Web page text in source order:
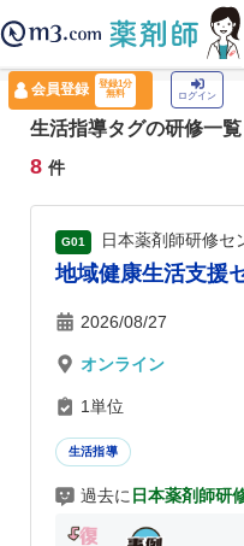
会員登録
登録1分
無料
ログイン
› 生活
生活指導タグの研修一覧
8 件
G01 日本薬剤師研修セ
地域健康生活支援
2026/08/27
オンライン
1単位
生活指導
過去に 日本薬剤師研